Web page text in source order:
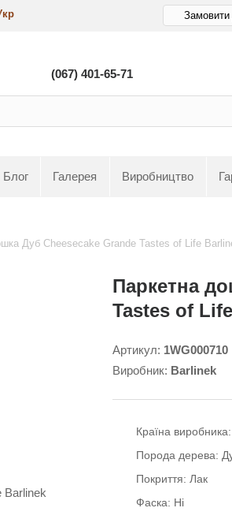
Замовити
(067) 401-65-71
Блог Галерея Виробництво
Дуб Cheesecake Grande Tastes of Life
Паркетна
Tastes of
Артикул: 1WG000710
Виробник: Barlinek
Країна виробника:
Порода дерева:
Покриття: Лак
Фаска: Ні